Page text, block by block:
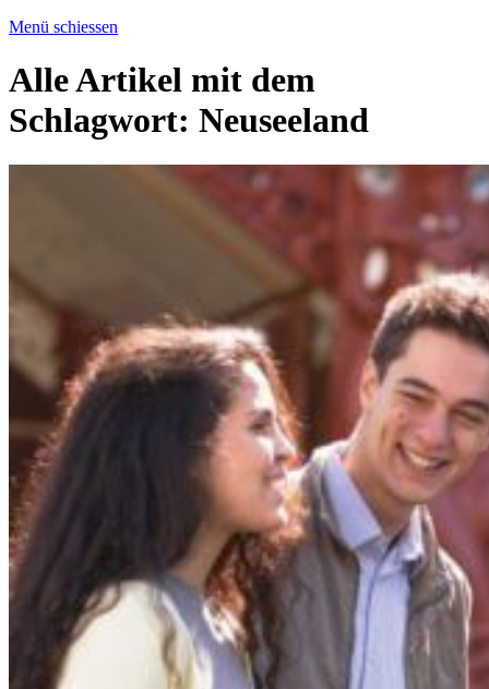
Menü schiessen
Alle Artikel mit dem
Schlagwort: Neuseeland